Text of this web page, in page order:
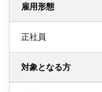
雇用形態
正社員
対象となる方